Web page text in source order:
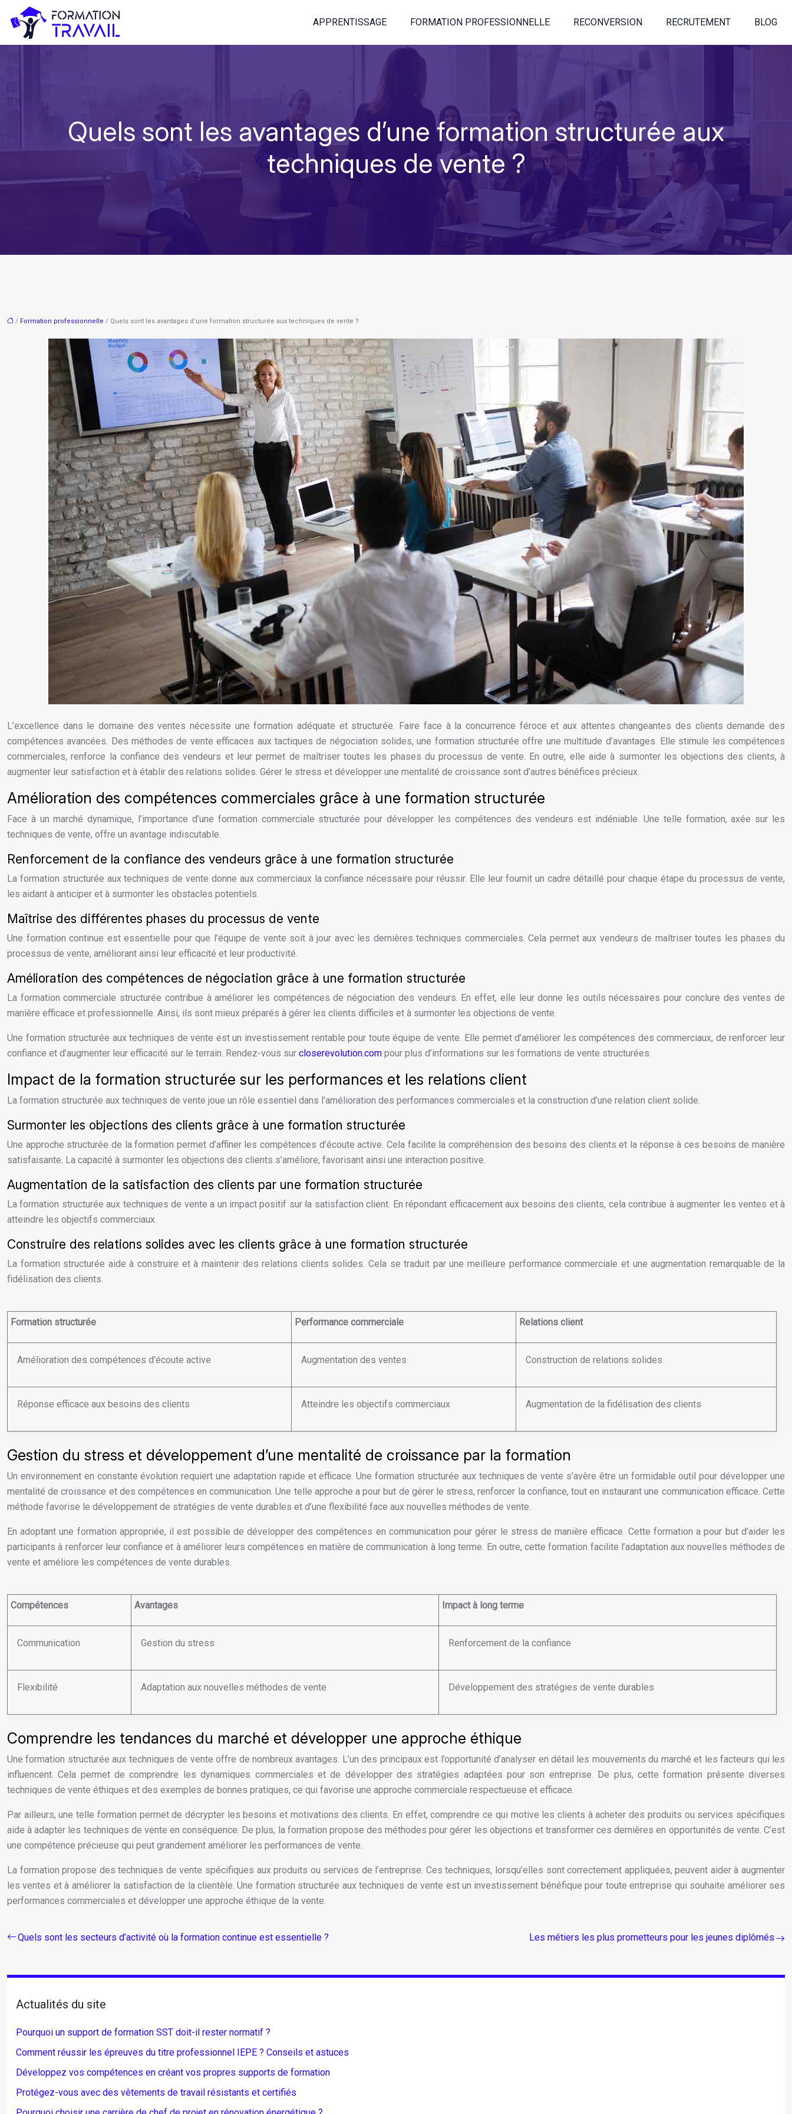
APPRENTISSAGE FORMATION PROFESSIONNELLE RECONVERSION RECRUTEMENT BLOG
Quels sont les avantages d’une formation structurée aux
techniques de vente ?
/ Formation professionnelle / Quels sont les avantages d’une formation structurée aux techniques de vente ?
L’excellence dans le domaine des ventes nécessite une formation adéquate et structurée. Faire face à la concurrence féroce et aux attentes changeantes des clients demande des
compétences avancées. Des méthodes de vente efficaces aux tactiques de négociation solides, une formation structurée offre une multitude d’avantages. Elle stimule les compétences
commerciales, renforce la confiance des vendeurs et leur permet de maîtriser toutes les phases du processus de vente. En outre, elle aide à surmonter les objections des clients, à
augmenter leur satisfaction et à établir des relations solides. Gérer le stress et développer une mentalité de croissance sont d’autres bénéfices précieux.
Amélioration des compétences commerciales grâce à une formation structurée
Face à un marché dynamique, l’importance d’une formation commerciale structurée pour développer les compétences des vendeurs est indéniable. Une telle formation, axée sur les
techniques de vente, offre un avantage indiscutable.
Renforcement de la confiance des vendeurs grâce à une formation structurée
La formation structurée aux techniques de vente donne aux commerciaux la confiance nécessaire pour réussir. Elle leur fournit un cadre détaillé pour chaque étape du processus de vente,
les aidant à anticiper et à surmonter les obstacles potentiels.
Maîtrise des différentes phases du processus de vente
Une formation continue est essentielle pour que l’équipe de vente soit à jour avec les dernières techniques commerciales. Cela permet aux vendeurs de maîtriser toutes les phases du
processus de vente, améliorant ainsi leur efficacité et leur productivité.
Amélioration des compétences de négociation grâce à une formation structurée
La formation commerciale structurée contribue à améliorer les compétences de négociation des vendeurs. En effet, elle leur donne les outils nécessaires pour conclure des ventes de
manière efficace et professionnelle. Ainsi, ils sont mieux préparés à gérer les clients difficiles et à surmonter les objections de vente.
Une formation structurée aux techniques de vente est un investissement rentable pour toute équipe de vente. Elle permet d’améliorer les compétences des commerciaux, de renforcer leur
confiance et d’augmenter leur efficacité sur le terrain. Rendez-vous sur closerevolution.com pour plus d’informations sur les formations de vente structurées.
Impact de la formation structurée sur les performances et les relations client
La formation structurée aux techniques de vente joue un rôle essentiel dans l’amélioration des performances commerciales et la construction d’une relation client solide.
Surmonter les objections des clients grâce à une formation structurée
Une approche structurée de la formation permet d’affiner les compétences d’écoute active. Cela facilite la compréhension des besoins des clients et la réponse à ces besoins de manière
satisfaisante. La capacité à surmonter les objections des clients s’améliore, favorisant ainsi une interaction positive.
Augmentation de la satisfaction des clients par une formation structurée
La formation structurée aux techniques de vente a un impact positif sur la satisfaction client. En répondant efficacement aux besoins des clients, cela contribue à augmenter les ventes et à
atteindre les objectifs commerciaux.
Construire des relations solides avec les clients grâce à une formation structurée
La formation structurée aide à construire et à maintenir des relations clients solides. Cela se traduit par une meilleure performance commerciale et une augmentation remarquable de la
fidélisation des clients.
Formation structurée Performance commerciale Relations client
Amélioration des compétences d’écoute active Augmentation des ventes Construction de relations solides
Réponse efficace aux besoins des clients Atteindre les objectifs commerciaux Augmentation de la fidélisation des clients
Gestion du stress et développement d’une mentalité de croissance par la formation
Un environnement en constante évolution requiert une adaptation rapide et efficace. Une formation structurée aux techniques de vente s’avère être un formidable outil pour développer une
mentalité de croissance et des compétences en communication. Une telle approche a pour but de gérer le stress, renforcer la confiance, tout en instaurant une communication efficace. Cette
méthode favorise le développement de stratégies de vente durables et d’une flexibilité face aux nouvelles méthodes de vente.
En adoptant une formation appropriée, il est possible de développer des compétences en communication pour gérer le stress de manière efficace. Cette formation a pour but d’aider les
participants à renforcer leur confiance et à améliorer leurs compétences en matière de communication à long terme. En outre, cette formation facilite l’adaptation aux nouvelles méthodes de
vente et améliore les compétences de vente durables.
Compétences Avantages Impact à long terme
Communication Gestion du stress Renforcement de la confiance
Flexibilité Adaptation aux nouvelles méthodes de vente Développement des stratégies de vente durables
Comprendre les tendances du marché et développer une approche éthique
Une formation structurée aux techniques de vente offre de nombreux avantages. L’un des principaux est l’opportunité d’analyser en détail les mouvements du marché et les facteurs qui les
influencent. Cela permet de comprendre les dynamiques commerciales et de développer des stratégies adaptées pour son entreprise. De plus, cette formation présente diverses
techniques de vente éthiques et des exemples de bonnes pratiques, ce qui favorise une approche commerciale respectueuse et efficace.
Par ailleurs, une telle formation permet de décrypter les besoins et motivations des clients. En effet, comprendre ce qui motive les clients à acheter des produits ou services spécifiques
aide à adapter les techniques de vente en conséquence. De plus, la formation propose des méthodes pour gérer les objections et transformer ces dernières en opportunités de vente. C’est
une compétence précieuse qui peut grandement améliorer les performances de vente.
La formation propose des techniques de vente spécifiques aux produits ou services de l’entreprise. Ces techniques, lorsqu’elles sont correctement appliquées, peuvent aider à augmenter
les ventes et à améliorer la satisfaction de la clientèle. Une formation structurée aux techniques de vente est un investissement bénéfique pour toute entreprise qui souhaite améliorer ses
performances commerciales et développer une approche éthique de la vente.
Quels sont les secteurs d’activité où la formation continue est essentielle ? Les métiers les plus prometteurs pour les jeunes diplômés
Actualités du site
Pourquoi un support de formation SST doit-il rester normatif ?
Comment réussir les épreuves du titre professionnel IEPE ? Conseils et astuces
Développez vos compétences en créant vos propres supports de formation
Protégez-vous avec des vêtements de travail résistants et certifiés